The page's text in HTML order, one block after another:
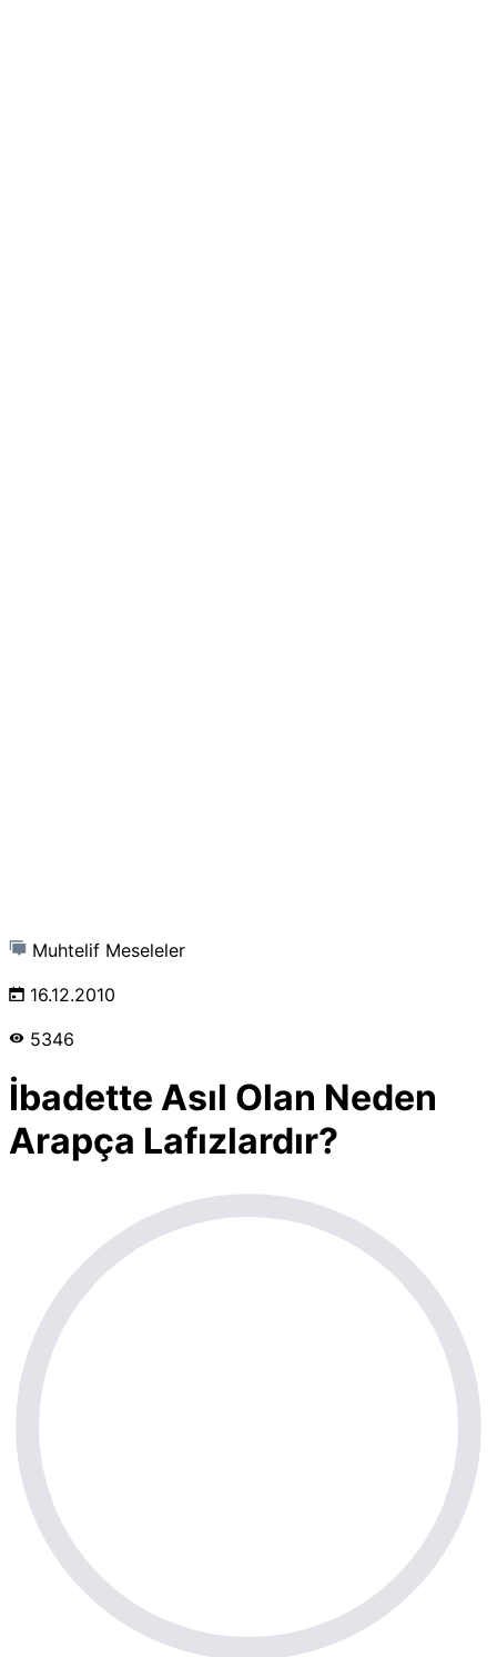
Muhtelif Meseleler
16.12.2010
5346
İbadette Asıl Olan Neden
Arapça Lafızlardır?